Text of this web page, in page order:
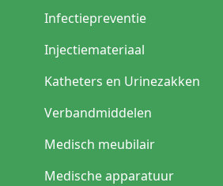
Infectiepreventie
Injectiemateriaal
Katheters en Urinezakken
Verbandmiddelen
Medisch meubilair
Medische apparatuur